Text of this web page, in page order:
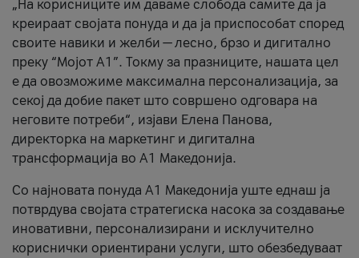
„На корисниците им даваме слобода самите да ја
креираат својата понуда и да ја приспособат според
своите навики и желби — лесно, брзо и дигитално
преку “Мојот А1”. Токму за празниците, нашата цел
е да овозможиме максимална персонализација, за
секој да добие пакет што совршено одговара на
неговите потреби“, изјави Елена Панова,
директорка на маркетинг и дигитална
трансформација во А1 Македонија.
Со најновата понуда А1 Македонија уште еднаш ја
потврдува својата стратегиска насока за создавање
иновативни, персонализирани и исклучително
кориснички ориентирани услуги, што обезбедуваат